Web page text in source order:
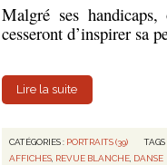
Malgré ses
cesseront d’inspirer sa
Lire la suite
CATÉGORIES : PORTRAITS (39) TAGS
AFFICHES, REVUE BLANCHE, DANSE